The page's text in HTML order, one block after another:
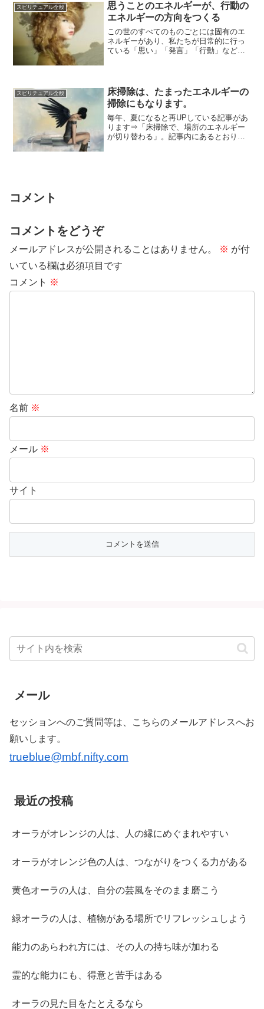
スピリチュアル全般
思うことのエネルギーが、行動の
エネルギーの方向をつくる
この世のすべてのものごとには固有のエ
ネルギーがあり、私たちが日常的に行っ
ている「思い」「発言」「行動」などに
スピリチュアル全般
床掃除は、たまったエネルギーの
掃除にもなります。
毎年、夏になると再UPしている記事があ
ります⇒「床掃除で、場所のエネルギー
が切り替わる」。記事内にあるとおり、
コメント
コメントをどうぞ
メールアドレスが公開されることはありません。 ※ が付
いている欄は必須項目です
コメント ※
名前 ※
メール ※
サイト
メール
セッションへのご質問等は、こちらのメールアドレスへお
願いします。
trueblue@mbf.nifty.com
最近の投稿
オーラがオレンジの人は、人の縁にめぐまれやすい
オーラがオレンジ色の人は、つながりをつくる力がある
黄色オーラの人は、自分の芸風をそのまま磨こう
緑オーラの人は、植物がある場所でリフレッシュしよう
能力のあらわれ方には、その人の持ち味が加わる
霊的な能力にも、得意と苦手はある
オーラの見た目をたとえるなら